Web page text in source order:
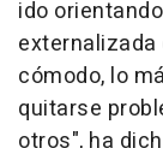
ido
cómodo, lo
quitarse
otros", ha